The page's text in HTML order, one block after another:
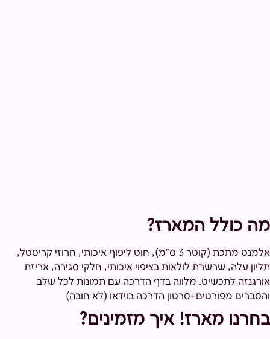
מה כולל המארז?
אלמנט מתכת (קוטר 3 ס"מ), חוט ליפוף איכותי, חרוזי קריסטל,
תליון עלה, שרשרת לולאות בציפוי איכותי, חלקי סגירה, אריזת
אורגנזה לתכשיט. מלווה בדף הדרכה עם תמונות לכל שלב
והסברים מפורטים+סרטון הדרכה בוידאו (לא חובה)
בחרנו מארז! איך מזמינים?